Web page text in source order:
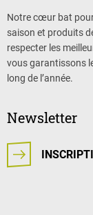
Notre cœur bat
saison et produits
respecter les
vous garantissons
long de l’année.
Newsletter